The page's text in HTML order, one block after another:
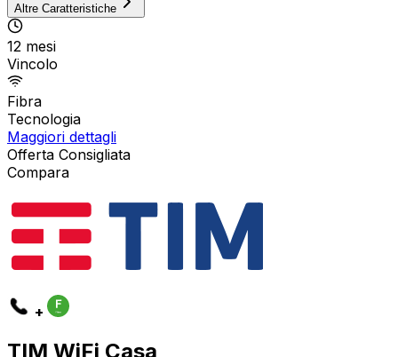
Altre Caratteristiche
12 mesi
Vincolo
Fibra
Tecnologia
Maggiori dettagli
Offerta Consigliata
Compara
+
TIM WiFi Casa